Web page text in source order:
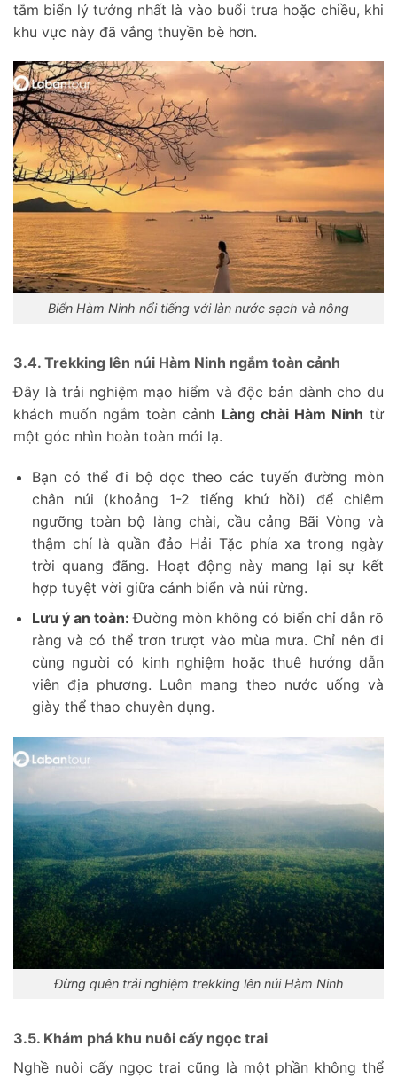
tắm biển lý tưởng nhất là vào buổi trưa hoặc chiều, khi
khu vực này đã vắng thuyền bè hơn.
Biển Hàm Ninh nổi tiếng với làn nước sạch và nông
3.4. Trekking lên núi Hàm Ninh ngắm toàn cảnh
Đây là trải nghiệm mạo hiểm và độc bản dành cho du
khách muốn ngắm toàn cảnh Làng chài Hàm Ninh từ
một góc nhìn hoàn toàn mới lạ.
Bạn có thể đi bộ dọc theo các tuyến đường mòn
chân núi (khoảng 1-2 tiếng khứ hồi) để chiêm
ngưỡng toàn bộ làng chài, cầu cảng Bãi Vòng và
thậm chí là quần đảo Hải Tặc phía xa trong ngày
trời quang đãng. Hoạt động này mang lại sự kết
hợp tuyệt vời giữa cảnh biển và núi rừng.
Lưu ý an toàn:Đường mòn không có biển chỉ dẫn rõ
ràng và có thể trơn trượt vào mùa mưa. Chỉ nên đi
cùng người có kinh nghiệm hoặc thuê hướng dẫn
viên địa phương. Luôn mang theo nước uống và
giày thể thao chuyên dụng.
Đừng quên trải nghiệm trekking lên núi Hàm Ninh
3.5. Khám phá khu nuôi cấy ngọc trai
Nghề nuôi cấy ngọc trai cũng là một phần không thể